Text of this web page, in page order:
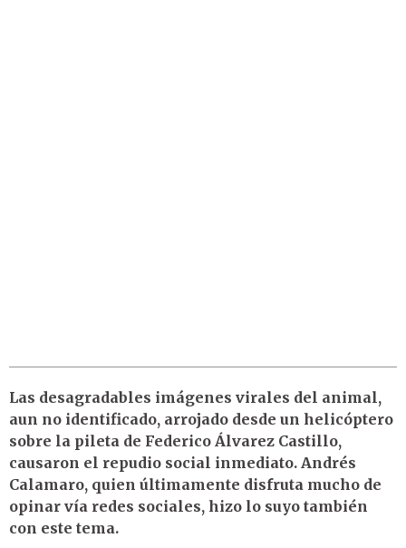
Las desagradables imágenes virales del animal,
aun no identificado, arrojado desde un helicóptero
sobre la pileta de Federico Álvarez Castillo,
causaron el repudio social inmediato. Andrés
Calamaro, quien últimamente disfruta mucho de
opinar vía redes sociales, hizo lo suyo también
con este tema.